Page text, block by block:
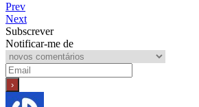
Prev
Next
Subscrever
Notificar-me de